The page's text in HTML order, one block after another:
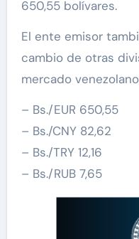
650,55 bolívares.
El ente emisor
cambio de otras
mercado
– Bs./EUR 650,55
– Bs./CNY 82,62
– Bs./TRY 12,16
– Bs./RUB 7,65